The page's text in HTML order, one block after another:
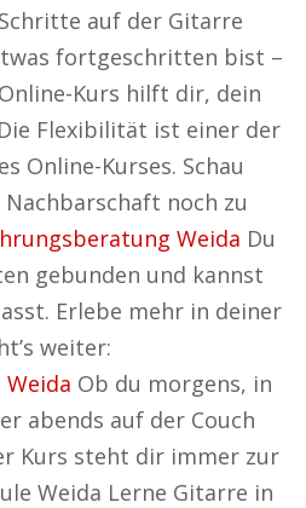
auf der Gitarre
fortgeschritten bist –
Kurs hilft dir, dein
Flexibilität ist einer der
Online-Kurses. Schau
noch zu
Weida Du
gebunden und kannst
Erlebe mehr in deiner
weiter:
Ob du morgens, in
abends auf der Couch
Kurs steht dir immer zur
Weida Lerne Gitarre in